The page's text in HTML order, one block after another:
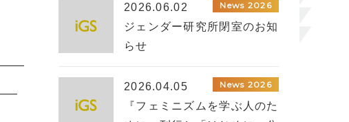
2026.06.02 News 2026
ジェンダー研究所閉室のお知
らせ
2026.04.05 News 2026
『フェミニズムを学ぶ人のた